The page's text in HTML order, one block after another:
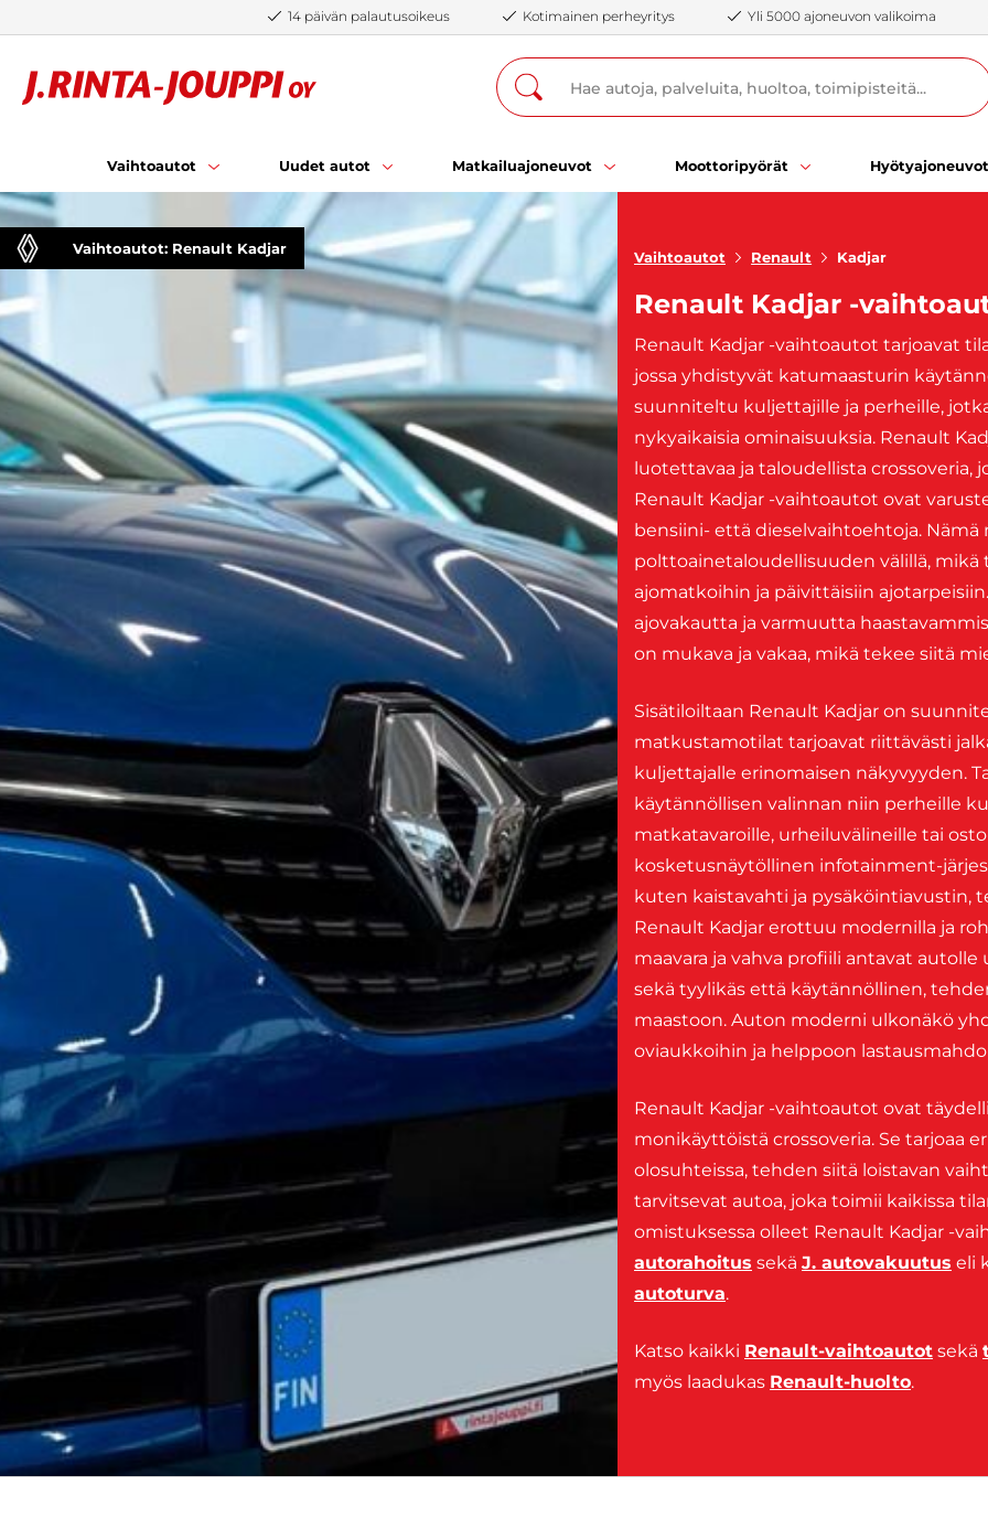
14 päivän palautusoikeus Kotimainen perheyritys Yli 5000 ajoneuvon valikoima
Vaihtoautot Uudet autot Matkailuajoneuvot Moottoripyörät Hyötyajoneuvot
Vaihtoautot: Renault Kadjar
Vaihtoautot Renault Kadjar
Renault Kadjar -
Renault Kadjar -vaihtoautot tarjoavat
jossa yhdistyvät katumaasturin
suunniteltu kuljettajille ja perheille,
nykyaikaisia ominaisuuksia. Renault
luotettavaa ja taloudellista
Renault Kadjar -vaihtoautot ovat
bensiini- että dieselvaihtoehtoja.
polttoainetaloudellisuuden välillä,
ajomatkoihin ja päivittäisiin
ajovakautta ja varmuutta
on mukava ja vakaa, mikä tekee siitä
Sisätiloiltaan Renault Kadjar on
matkustamotilat tarjoavat riittävästi
kuljettajalle erinomaisen näkyvyyden.
käytännöllisen valinnan niin perheille
matkatavaroille, urheiluvälineille tai
kosketusnäytöllinen infotainment-
kuten kaistavahti ja pysäköintiavustin,
Renault Kadjar erottuu modernilla ja
maavara ja vahva profiili antavat
sekä tyylikäs että käytännöllinen,
maastoon. Auton moderni ulkonäkö
oviaukkoihin ja helppoon
Renault Kadjar -vaihtoautot ovat
monikäyttöistä crossoveria. Se tarjoaa
olosuhteissa, tehden siitä loistavan
tarvitsevat autoa, joka toimii kaikissa
omistuksessa olleet Renault Kadjar -
autorahoitus sekä J. autovakuutus eli
autoturva.
Katso kaikki Renault-vaihtoautot sekä
myös laadukas Renault-huolto.